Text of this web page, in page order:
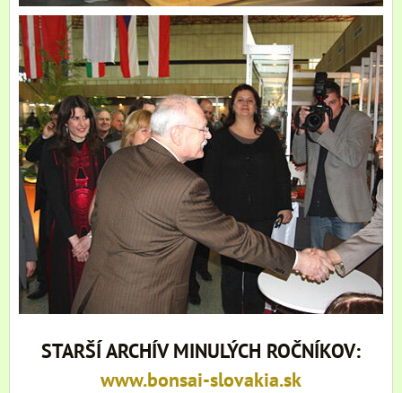
STARŠÍ ARCHÍV MINULÝCH ROČNÍKOV:
www.bonsai-slovakia.sk